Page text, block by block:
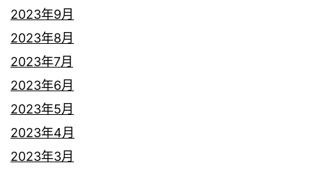
2023年9月
2023年8月
2023年7月
2023年6月
2023年5月
2023年4月
2023年3月